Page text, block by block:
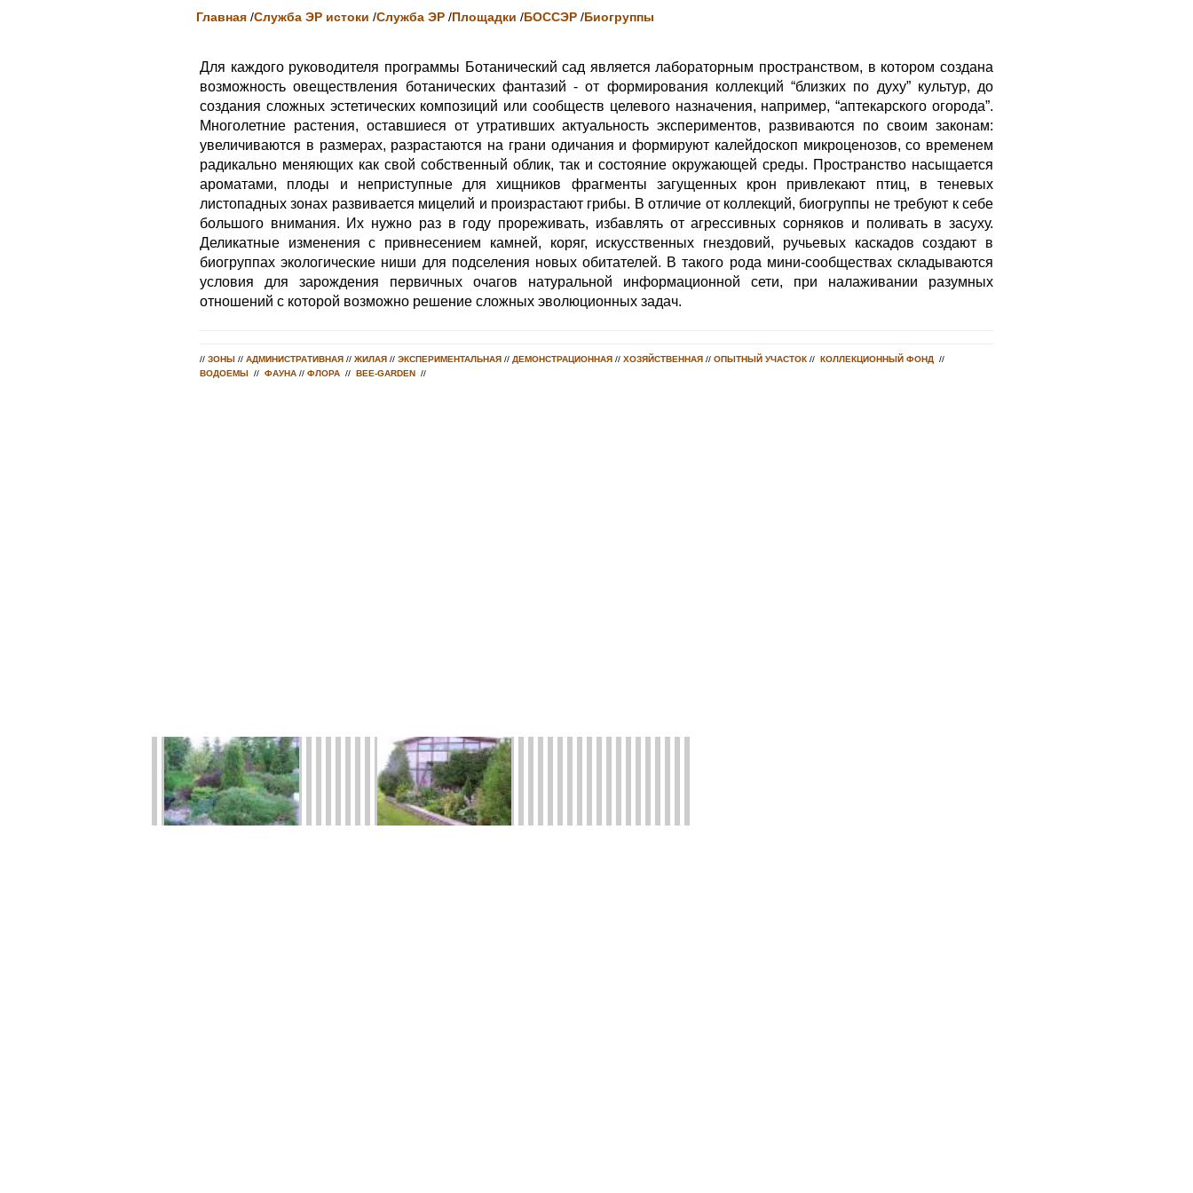
Главная /Служба ЭР истоки /Служба ЭР /Площадки /БОССЭР /Биогруппы
Для каждого руководителя программы Ботанический сад является лабораторным пространством, в котором создана
возможность овеществления ботанических фантазий - от формирования коллекций “близких по духу” культур, до
создания сложных эстетических композиций или сообществ целевого назначения, например, “аптекарского огорода”.
Многолетние растения, оставшиеся от утративших актуальность экспериментов, развиваются по своим законам:
увеличиваются в размерах, разрастаются на грани одичания и формируют калейдоскоп микроценозов, со временем
радикально меняющих как свой собственный облик, так и состояние окружающей среды. Пространство насыщается
ароматами, плоды и неприступные для хищников фрагменты загущенных крон привлекают птиц, в теневых
листопадных зонах развивается мицелий и произрастают грибы. В отличие от коллекций, биогруппы не требуют к себе
большого внимания. Их нужно раз в году прореживать, избавлять от агрессивных сорняков и поливать в засуху.
Деликатные изменения с привнесением камней, коряг, искусственных гнездовий, ручьевых каскадов создают в
биогруппах экологические ниши для подселения новых обитателей. В такого рода мини-сообществах складываются
условия для зарождения первичных очагов натуральной информационной сети, при налаживании разумных
отношений с которой возможно решение сложных эволюционных задач.
// ЗОНЫ // АДМИНИСТРАТИВНАЯ // ЖИЛАЯ // ЭКСПЕРИМЕНТАЛЬНАЯ // ДЕМОНСТРАЦИОННАЯ // ХОЗЯЙСТВЕННАЯ // ОПЫТНЫЙ УЧАСТОК // КОЛЛЕКЦИОННЫЙ ФОНД //
ВОДОЕМЫ // ФАУНА // ФЛОРА // BEE-GARDEN //